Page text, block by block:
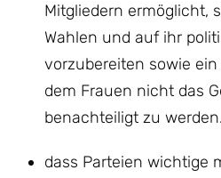
Mitgliedern ermöglicht,
Wahlen und auf ihr
vorzubereiten sowie
dem Frauen nicht das
benachteiligt zu werden.
dass Parteien wichtige